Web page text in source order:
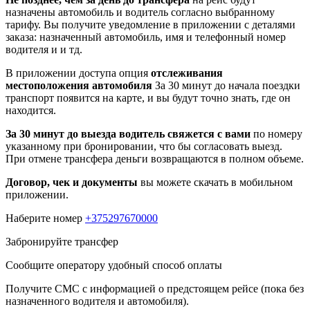
назначены автомобиль и водитель согласно выбранному
тарифу. Вы получите уведомление в приложении c деталями
заказа: назначенный автомобиль, имя и телефонный номер
водителя и и тд.
В приложении доступа опция отслеживания
местоположения автомобиля За 30 минут до начала поездки
транспорт появится на карте, и вы будут точно знать, где он
находится.
За 30 минут до выезда водитель свяжется с вами по номеру
указанному при бронировании, что бы согласовать выезд.
При отмене трансфера деньги возвращаются в полном объеме.
Договор, чек и документы вы можете скачать в мобильном
приложении.
Наберите номер +375297670000
Забронируйте трансфер
Сообщите оператору удобный способ оплаты
Получите СМС с информацией о предстоящем рейсе (пока без
назначенного водителя и автомобиля).